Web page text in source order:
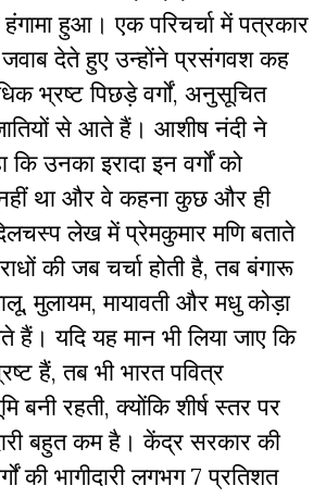
हुआ। एक परिचर्चा में पत्रकार
देते हुए उन्होंने प्रसंगवश कह
भ्रष्ट पिछड़े वर्गों, अनुसूचित
से आते हैं। आशीष नंदी ने
उनका इरादा इन वर्गों को
था और वे कहना कुछ और ही
लेख में प्रेमकुमार मणि बताते
की जब चर्चा होती है, तब बंगारू
मुलायम, मायावती और मधु कोड़ा
हैं। यदि‌ यह मान भी लिया जाए कि
हैं, तब भी भारत पवित्र
बनी रहती, क्योंकि शीर्ष स्तर पर
बहुत कम है। केंद्र सरकार की
की भागीदारी लगभग 7 प्रतिशत